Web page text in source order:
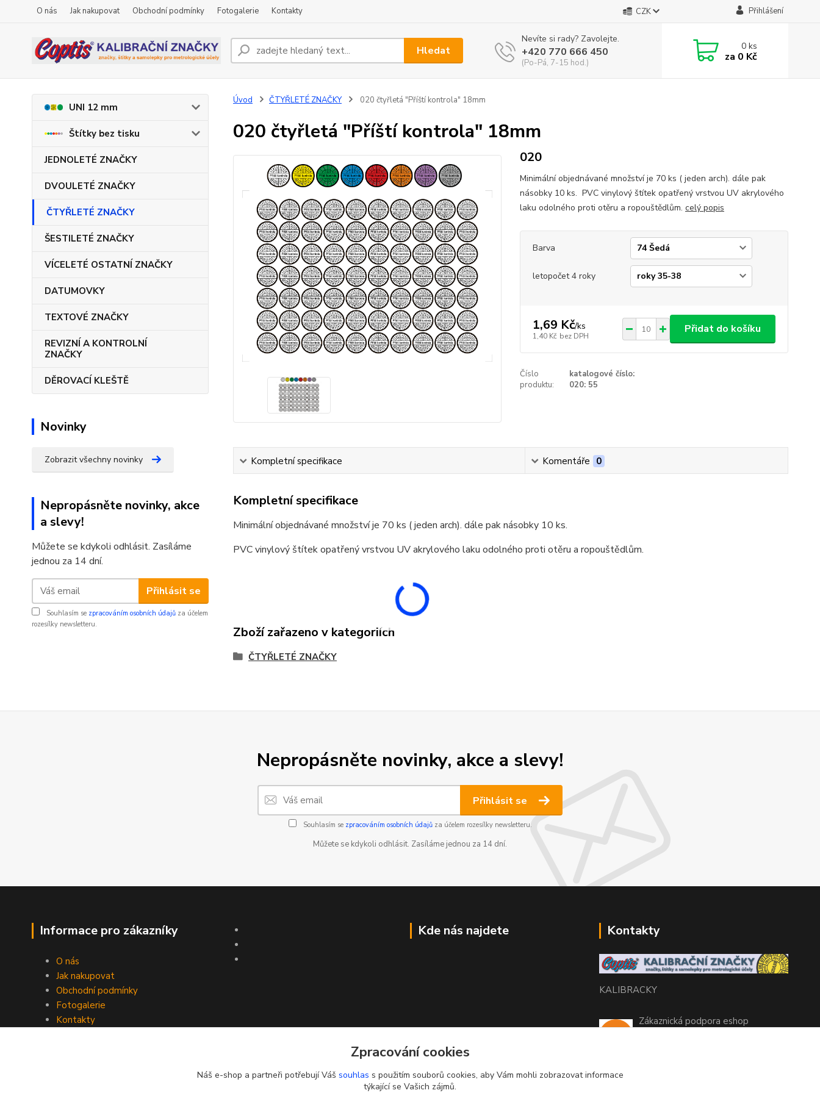
O nás Jak nakupovat Obchodní podmínky Fotogalerie Kontakty CZK Přihlášení
Hledat
Nevíte si rady? Zavolejte.
+420 770 666 450
(Po-Pá, 7-15 hod.)
0ks
za 0 Kč
UNI 12 mm
Štítky bez tisku
JEDNOLETÉ ZNAČKY
DVOULETÉ ZNAČKY
ČTYŘLETÉ ZNAČKY
ŠESTILETÉ ZNAČKY
VÍCELETÉ OSTATNÍ ZNAČKY
DATUMOVKY
TEXTOVÉ ZNAČKY
REVIZNÍ A KONTROLNÍ
ZNAČKY
DĚROVACÍ KLEŠTĚ
Novinky
Zobrazit všechny novinky
Nepropásněte novinky, akce
a slevy!
Můžete se kdykoli odhlásit. Zasíláme
jednou za 14 dní.
Přihlásit se
Souhlasím se zpracováním osobních údajů za účelem
rozesílky newsletteru.
Úvod ČTYŘLETÉ ZNAČKY 020 čtyřletá "Příští kontrola" 18mm
020 čtyřletá "Příští kontrola" 18mm
020
Minimální objednávané množství je 70 ks ( jeden arch). dále pak
násobky 10 ks. PVC vinylový štítek opatřený vrstvou UV akrylového
laku odolného proti otěru a ropouštědlům. celý popis
Barva
letopočet 4 roky
1,69 Kč/ks
1,40 Kč bez DPH
Přidat do košíku
Číslo
produktu:
katalogové číslo:
020: 55
Kompletní specifikace Komentáře 0
Kompletní specifikace
Minimální objednávané množství je 70 ks ( jeden arch). dále pak násobky 10 ks.
PVC vinylový štítek opatřený vrstvou UV akrylového laku odolného proti otěru a ropouštědlům.
Zboží zařazeno v kategoriích
ČTYŘLETÉ ZNAČKY
Nepropásněte novinky, akce a slevy!
Přihlásit se
Souhlasím se zpracováním osobních údajůza účelem rozesílky newsletteru.
Můžete se kdykoli odhlásit. Zasíláme jednou za 14 dní.
Informace pro zákazníky
O nás
Jak nakupovat
Obchodní podmínky
Fotogalerie
Kontakty
Kde nás najdete Kontakty
KALIBRACKY
Zákaznická podpora eshop
coptis@coptis.cz
Zpracování cookies
Náš e-shop a partneři potřebují Váš souhlas s použitím souborů cookies, aby Vám mohli zobrazovat informace
týkající se Vašich zájmů.